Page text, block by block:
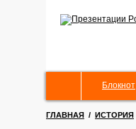
Блокнот
ГЛАВНАЯ / ИСТОРИЯ